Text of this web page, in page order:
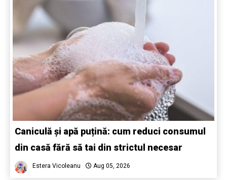
Caniculă și apă puțină: cum reduci consumul
din casă fără să tai din strictul necesar
Estera Vicoleanu Aug 05, 2026